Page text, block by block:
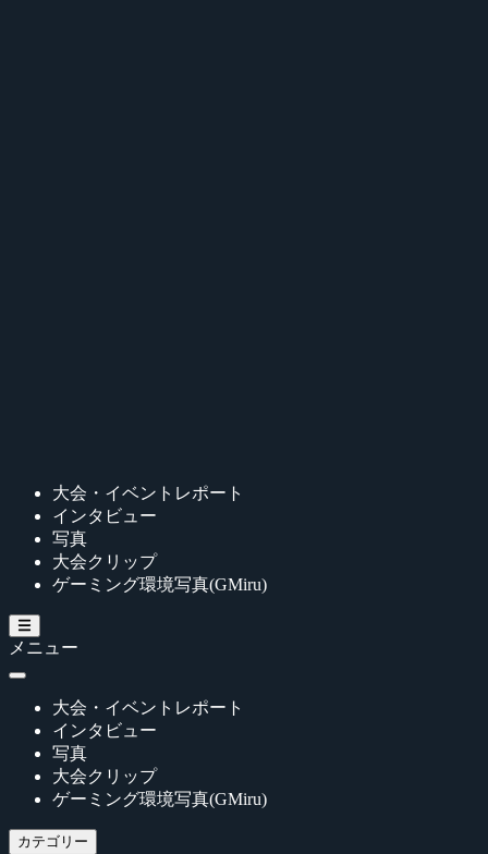
大会・イベントレポート
インタビュー
写真
大会クリップ
ゲーミング環境写真(GMiru)
メニュー
大会・イベントレポート
インタビュー
写真
大会クリップ
ゲーミング環境写真(GMiru)
カテゴリー